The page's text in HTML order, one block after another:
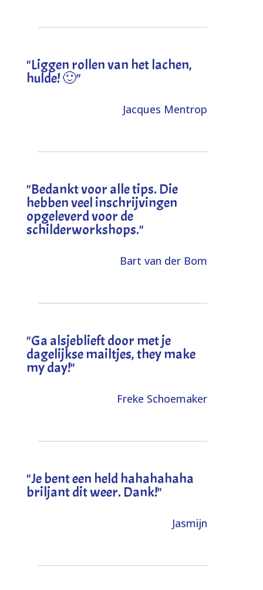
"Liggen rollen van het lachen,
hulde! 🙂"
Jacques Mentrop
"Bedankt voor alle tips. Die
hebben veel inschrijvingen
opgeleverd voor de
schilderworkshops."
Bart van der Bom
"Ga alsjeblieft door met je
dagelijkse mailtjes, they make
my day!"
Freke Schoemaker
"Je bent een held hahahahaha
briljant dit weer. Dank!"
Jasmijn